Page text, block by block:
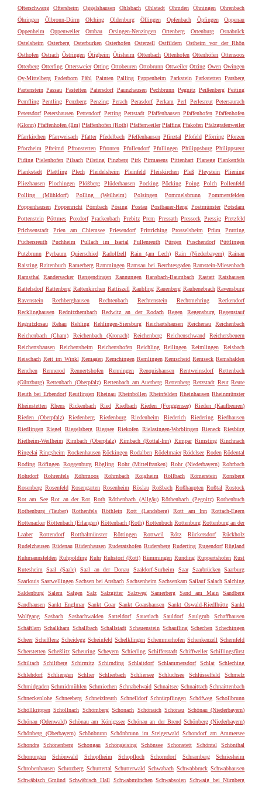
Ofterschwang
Oftersheim Oggelshausen Ohlsbach Ohlstadt Ohmden Öhningen
Ohrenbach
Öhringen
Ölbronn-Dürrn Olching Oldenburg Öllingen Opfenbach Öpfingen
Oppenau
Oppenheim
Oppenweiler Ornbau Orsingen-Nenzingen Ortenberg Ortenburg
Osnabrück
Ostelsheim
Osterberg Osterburken Osterhofen Osterzell Ostfildern
Ostheim vor der Rhön
Osthofen Ostrach Östringen Ötigheim Ötisheim Ottenbach Ottenhofen Ottenhöfen Ottensoos
Otterberg Otterfing Ottersweier Otting Ottobeuren Ottobrunn Ottweiler Otzing Owen Owingen
Oy-Mittelberg Paderborn Pähl Painten Palling Pappenheim Parkstein Parkstetten Parsberg
Partenstein Passau Pastetten Patersdorf Paunzhausen Pechbrunn Pegnitz Peißenberg Peiting
Pemfling Pentling Penzberg Penzing Perach Perasdorf Perkam Perl Perlesreut Petersaurach
Petersdorf Petershausen Pettendorf Petting Pettstadt Pfaffenhausen Pfaffenhofen Pfaffenhofen
(Glonn) Pfaffenhofen (Ilm) Pfaffenhofen (Roth) Pfaffenweiler Pfaffing Pfakofen Pfalzgrafenweiler
Pfarrkirchen Pfarrweisach Pfatter Pfedelbach Pfeffenhausen Pfinztal Pfofeld Pförring Pforzen
Pforzheim
Pfreimd Pfronstetten Pfronten Pfullendorf Pfullingen Philippsburg Philippsreut
Piding Pielenhofen Pilsach Pilsting Pinzberg Pirk Pirmasens Pittenhart Planegg Plankenfels
Plankstadt
Plattling Plech Pleidelsheim Pleinfeld Pleiskirchen Pleß Pleystein
Pliening
Pliezhausen
Plochingen Plößberg Plüderhausen Pocking Pöcking Poing Polch
Pollenfeld
Polling (Mühldorf)
Polling (Weilheim) Polsingen Pommelsbrunn
Pommersfelden
Poppenhausen Poppenricht Pörnbach Pösing Postau Postbauer-Heng Postmünster Potsdam
Pottenstein Pöttmes Poxdorf Prackenbach Prebitz Prem Pressath Presseck Pressig Pretzfeld
Prichsenstadt
Prien am Chiemsee Priesendorf Prittriching Prosselsheim Prüm
Prutting
Püchersreuth
Puchheim Pullach im Isartal Pullenreuth Pürgen Puschendorf
Püttlingen
Putzbrunn
Pyrbaum Quierschied Radolfzell Rain (am Lech) Rain (Niederbayern)
Rainau
Raisting Raitenbuch Ramerberg Rammingen Ramsau bei Berchtesgaden Ramstein-Miesenbach
Ramsthal
Randersacker Rangendingen Rannungen Ransbach-Baumbach Rastatt
Ratshausen
Rattelsdorf Rattenberg Rattenkirchen Rattiszell Raubling Rauenberg Rauhenebrach Ravensburg
Ravenstein
Rechberghausen Rechtenbach Rechtenstein Rechtmehring
Reckendorf
Recklinghausen
Rednitzhembach Redwitz an der Rodach Regen Regensburg
Regenstauf
Regnitzlosau
Rehau Rehling Rehlingen-Siersburg Reichartshausen Reichenau
Reichenbach
Reichenbach (Cham)
Reichenbach (Kronach) Reichenberg Reichenschwand
Reichersbeuern
Reichertshausen
Reichertsheim Reichertshofen Reichling Reilingen Reimlingen
Reisbach
Reischach Reit im Winkl Remagen Remchingen Remlingen Remscheid Remseck Remshalden
Renchen
Rennerod Rennertshofen Renningen Renquishausen Rentweinsdorf
Rettenbach
(Günzburg) Rettenbach (Oberpfalz) Rettenbach am Auerberg Rettenberg Retzstadt Reut Reute
Reuth bei Erbendorf Reutlingen Rheinau Rheinböllen Rheinfelden Rheinhausen Rheinmünster
Rheinstetten
Rhens Rickenbach Ried Riedbach Rieden (Forggensee)
Rieden (Kaufbeuren)
Rieden (Oberpfalz)
Riedenberg Riedenburg Riedenheim Riederich Riedering
Riedhausen
Riedlingen Riegel Riegelsberg Riegsee Riekofen Rielasingen-Worblingen Rieneck Riesbürg
Rietheim-Weilheim Rimbach (Oberpfalz) Rimbach (Rottal-Inn) Rimpar Rimsting Rinchnach
Ringelai Ringsheim Rockenhausen Röckingen Rodalben Rödelmaier Rödelsee Roden Rödental
Roding Röfingen Roggenburg Rögling Rohr (Mittelfranken) Rohr (Niederbayern) Rohrbach
Rohrdorf
Rohrenfels Röhrmoos Röhrnbach Roigheim Röllbach Römerstein
Ronsberg
Rosenberg Rosenfeld Rosengarten Rosenheim Röslau Roßbach Roßhaupten Roßtal Rostock
Rot am See Rot an der Rot Roth Röthenbach (Allgäu) Röthenbach (Pegnitz) Rothenbuch
Rothenburg (Tauber)
Rothenfels Röthlein Rott (Landsberg) Rott am Inn
Rottach-Egern
Rottenacker Röttenbach (Erlangen) Röttenbach (Roth) Rottenbuch Rottenburg Rottenburg an der
Laaber
Rottendorf Rotthalmünster Röttingen Rottweil Rötz Rückersdorf
Rückholz
Rudelzhausen Rüdenau Rüdenhausen Ruderatshofen Rudersberg Ruderting Rugendorf Rügland
Ruhmannsfelden Ruhpolding Ruhr Ruhstorf (Rott) Rümmingen Runding Ruppertshofen Rust
Rutesheim
Saal (Saale) Saal an der Donau Saaldorf-Surheim Saar Saarbrücken
Saarburg
Saarlouis Saarwellingen Sachsen bei Ansbach Sachsenheim Sachsenkam Sailauf Salach Salching
Saldenburg
Salem Salgen Salz Salzgitter Salzweg Samerberg Sand am Main
Sandberg
Sandhausen Sankt Englmar Sankt Goar Sankt Goarshausen Sankt Oswald-Riedlhütte Sankt
Wolfgang
Sasbach Sasbachwalden Satteldorf Sauerlach Sauldorf Saulgrub
Schaffhausen
Schäftlarn Schalkham Schallbach Schallstadt Schauenstein Schaufling Schechen Schechingen
Scheer Schefflenz Scheidegg Scheinfeld Schelklingen Schemmerhofen Schenkenzell Schernfeld
Scherstetten Scheßlitz Scheuring Scheyern Schierling Schifferstadt Schiffweiler Schillingsfürst
Schiltach
Schiltberg Schirmitz Schirnding Schlaitdorf Schlammersdorf Schlat
Schleching
Schlehdorf
Schliengen Schlier Schlierbach Schliersee Schluchsee Schlüsselfeld
Schmelz
Schmidgaden Schmidmühlen Schmiechen Schnabelwaid Schnaitsee Schnaittach Schnaittenbach
Schneckenlohe Schneeberg Schneizlreuth Schnelldorf Schnürpflingen Schöfweg Schollbrunn
Schöllkrippen Schöllnach Schömberg Schonach Schönaich Schönau Schönau (Niederbayern)
Schönau (Odenwald) Schönau am Königssee Schönau an der Brend Schönberg (Niederbayern)
Schönberg (Oberbayern) Schönbrunn Schönbrunn im Steigerwald Schondorf am Ammersee
Schondra
Schönenberg Schongau Schöngeising Schönsee Schonstett Schöntal
Schönthal
Schonungen
Schönwald Schopfheim Schopfloch Schorndorf Schramberg
Schriesheim
Schrobenhausen Schrozberg Schuttertal Schutterwald Schwabach Schwabbruck Schwabhausen
Schwäbisch Gmünd Schwäbisch Hall Schwabmünchen Schwabsoien Schwaig bei Nürnberg